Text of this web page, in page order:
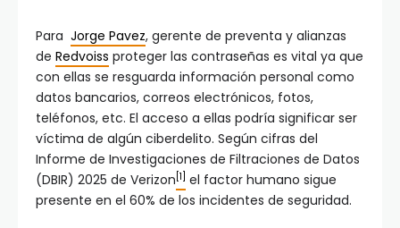
Para Jorge Pavez, gerente de preventa y alianzas
de Redvoiss proteger las contraseñas es vital ya que
con ellas se resguarda información personal como
datos bancarios, correos electrónicos, fotos,
teléfonos, etc. El acceso a ellas podría significar ser
víctima de algún ciberdelito. Según cifras del
Informe de Investigaciones de Filtraciones de Datos
(DBIR) 2025 de Verizon [1] el factor humano sigue
presente en el 60% de los incidentes de seguridad.